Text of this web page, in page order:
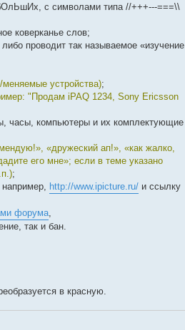
с символами типа //+++---===\\
коверканье слов;
проводит так называемое «изучение
устройства);
"Продам iPAQ 1234, Sony Ericsson
часы, компьютеры и их комплектующие
«дружеский ап!», «как жалко,
его мне»; если в теме указано
;
http://www.ipicture.ru/ и ссылку
форума
так и бан.
в красную.